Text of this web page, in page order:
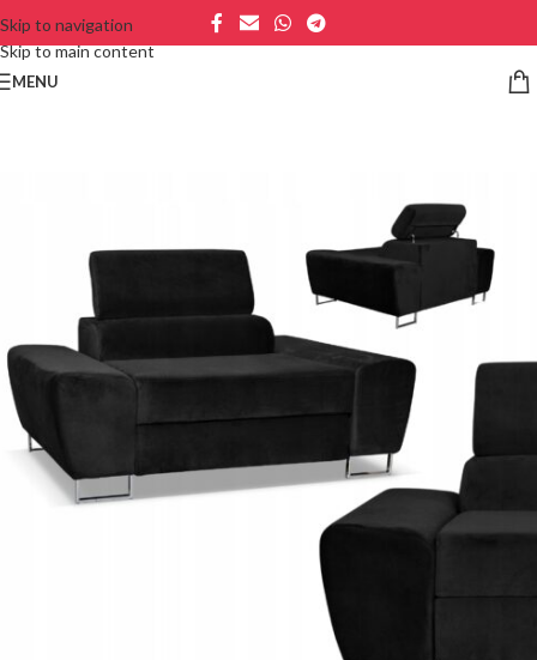
Skip to navigation
Skip to main content
MENU